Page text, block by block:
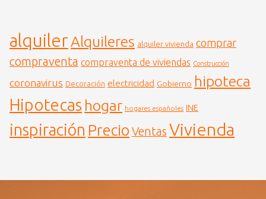
alquiler Alquileres alquiler vivienda comprar
compraventa compraventa de viviendas Construcción
coronavirus Decoración electricidad Gobierno hipoteca
Hipotecas hogar hogares españoles INE
inspiración Precio Ventas Vivienda